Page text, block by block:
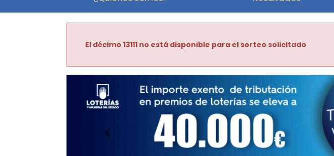
El décimo 13111 no está disponible para el sorteo solicitado
Imagen anterior